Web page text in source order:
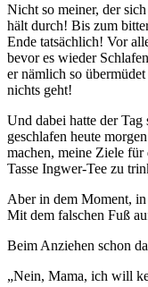
Nicht so meiner, der
hält durch! Bis zum
Ende tatsächlich! Vor
bevor es wieder
er nämlich so
nichts geht!
Und dabei hatte der Tag
geschlafen heute
machen, meine Ziele
Tasse Ingwer-Tee zu
Aber in dem Moment,
Mit dem falschen Fuß
Beim Anziehen schon
„Nein, Mama, ich will